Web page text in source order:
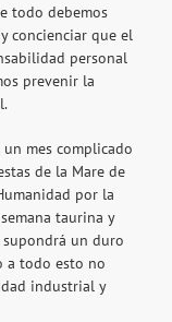
todo debemos
concienciar que el
personal
prevenir la
mes complicado
de la Mare de
por la
taurina y
un duro
a todo esto no
industrial y